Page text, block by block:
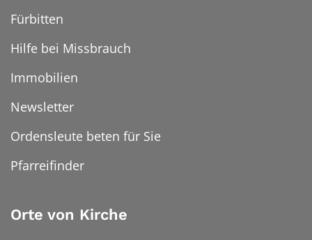
Fürbitten
Hilfe bei Missbrauch
Immobilien
Newsletter
Ordensleute beten für Sie
Pfarreifinder
Orte von Kirche